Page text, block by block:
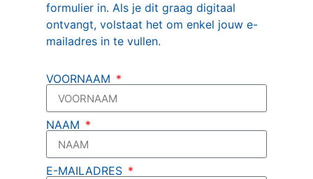
formulier in. Als je dit graag digitaal
ontvangt, volstaat het om enkel jouw e-
mailadres in te vullen.
VOORNAAM
NAAM
E-MAILADRES